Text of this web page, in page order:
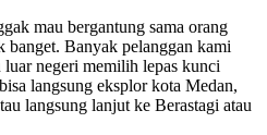
mau bergantung sama orang
banget. Banyak pelanggan kami
negeri memilih lepas kunci
langsung eksplor kota Medan,
langsung lanjut ke Berastagi atau